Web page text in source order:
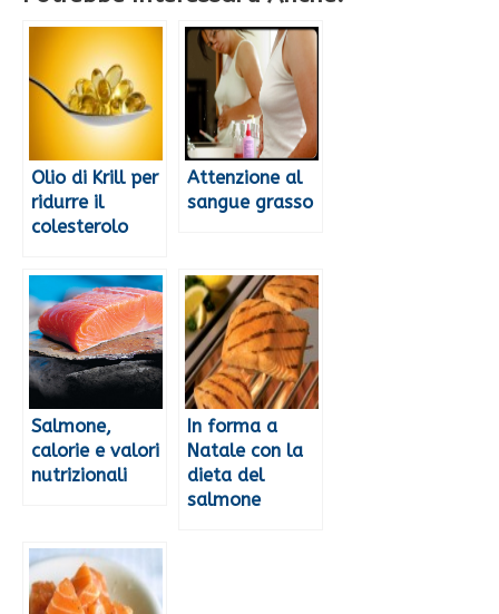
Olio di Krill per
ridurre il
colesterolo
Attenzione al
sangue grasso
Salmone,
calorie e valori
nutrizionali
In forma a
Natale con la
dieta del
salmone